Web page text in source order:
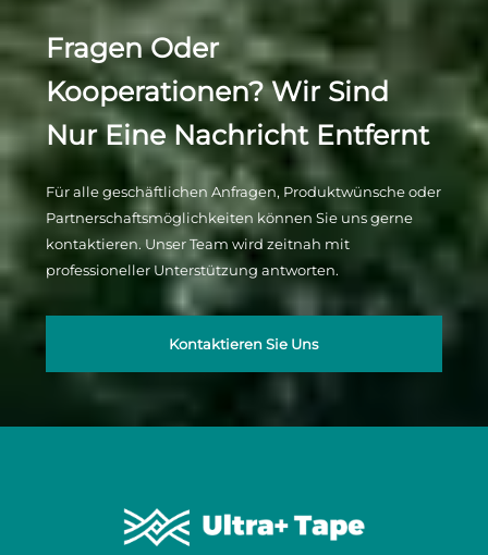
Fragen Oder
Kooperationen? Wir Sind
Nur Eine Nachricht Entfernt
Für alle geschäftlichen Anfragen, Produktwünsche oder
Partnerschaftsmöglichkeiten können Sie uns gerne
kontaktieren. Unser Team wird zeitnah mit
professioneller Unterstützung antworten.
Kontaktieren Sie Uns